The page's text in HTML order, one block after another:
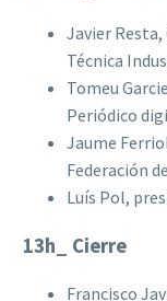
Javier Resta,
Técnica
Tomeu
Periódico
Jaume
Federación
Luís Pol,
13h_ Cierre
Francisco